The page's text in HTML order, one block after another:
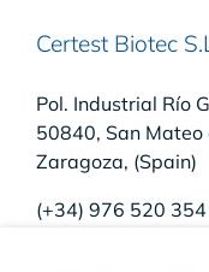
Certest Biotec
Pol. Industrial Río
50840, San Mateo
Zaragoza, (Spain)
(+34) 976 520 354